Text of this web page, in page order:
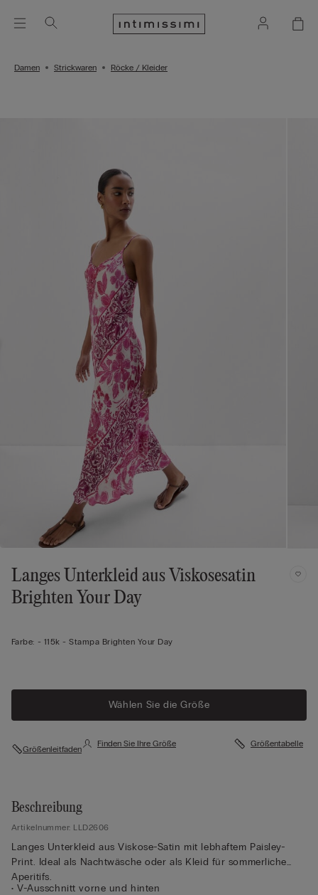
Damen Strickwaren Röcke / Kleider
Langes Unterkleid aus Viskosesatin
Brighten Your Day
Farbe: - 115k - Stampa Brighten Your Day
Wählen Sie die Größe
Größenleitfaden
Finden Sie Ihre Größe Größentabelle
Beschreibung
Artikelnummer: LLD2606
Langes Unterkleid aus Viskose-Satin mit lebhaftem Paisley-
Print. Ideal als Nachtwäsche oder als Kleid für sommerliche
Aperitifs.
• V-Ausschnitt vorne und hinten